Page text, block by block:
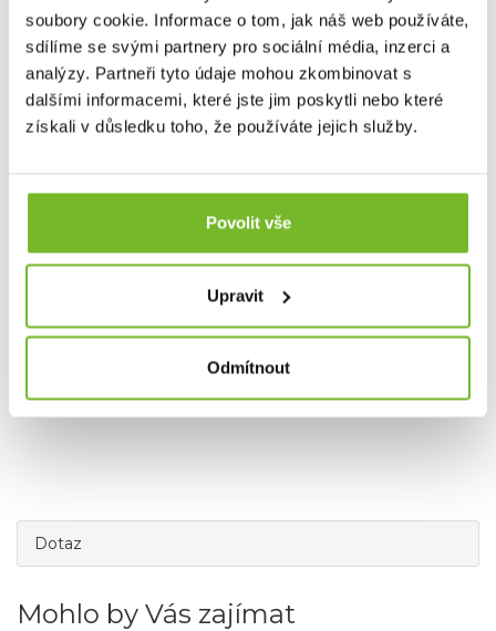
soubory cookie. Informace o tom, jak náš web používáte,
sdílíme se svými partnery pro sociální média, inzerci a
analýzy. Partneři tyto údaje mohou zkombinovat s
dalšími informacemi, které jste jim poskytli nebo které
získali v důsledku toho, že používáte jejich služby.
Povolit vše
Upravit
Odmítnout
suchu, teple a stylu. Přidejte se k tisícům spokojených
zákazníků a objevte, proč je Grundéns synonymem pro
nejlepší rybářské oblečení na trhu.
Společnost MORIS design s.r.o., provozovateleshopu
Dotaz
Mohlo by Vás zajímat